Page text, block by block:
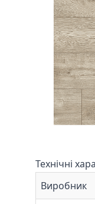
Технічні
Виробник